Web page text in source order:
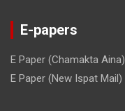
E-papers
E Paper (Chamakta Aina)
E Paper (New Ispat Mail)